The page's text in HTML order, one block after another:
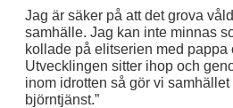
Jag är säker på att det grova
samhälle. Jag kan inte minnas
kollade på elitserien med pappa
Utvecklingen sitter ihop och
inom idrotten så gör vi
björntjänst.”